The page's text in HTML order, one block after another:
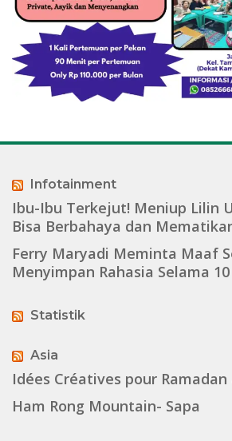
Infotainment
Ibu-Ibu Terkejut! Meniup Lilin
Bisa Berbahaya dan
Ferry Maryadi Meminta Maaf
Menyimpan Rahasia Selama
Statistik
Asia
Idées Créatives pour
Ham Rong Mountain- Sapa